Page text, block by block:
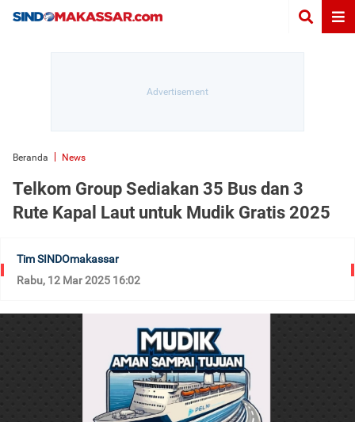
Beranda News
Telkom Group Sediakan 35 Bus dan 3
Rute Kapal Laut untuk Mudik Gratis 2025
Tim SINDOmakassar
Rabu, 12 Mar 2025 16:02